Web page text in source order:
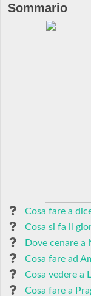
Sommario
Cosa fare a
Cosa si fa il
Dove cenare a
Cosa fare ad
Cosa vedere a
Cosa fare a